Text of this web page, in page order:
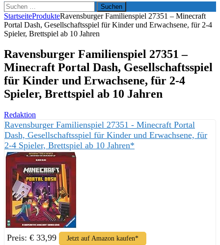
Suchen
nach:
StartseiteProdukteRavensburger Familienspiel 27351 – Minecraft
Portal Dash, Gesellschaftsspiel für Kinder und Erwachsene, für 2-4
Spieler, Brettspiel ab 10 Jahren
Ravensburger Familienspiel 27351 –
Minecraft Portal Dash, Gesellschaftsspiel
für Kinder und Erwachsene, für 2-4
Spieler, Brettspiel ab 10 Jahren
Redaktion
Ravensburger Familienspiel 27351 - Minecraft Portal
Dash, Gesellschaftsspiel für Kinder und Erwachsene, für
2-4 Spieler, Brettspiel ab 10 Jahren*
Preis: € 33,99 Jetzt auf Amazon kaufen*